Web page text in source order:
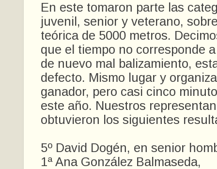
En este tomaron parte las
juvenil, senior y veterano,
teórica de 5000 metros.
que el tiempo no corresponde
de nuevo mal balizamiento,
defecto. Mismo lugar y
ganador, pero casi cinco
este año. Nuestros
obtuvieron los siguientes
5º David Dogén, en senior
1ª Ana González Balmaseda,